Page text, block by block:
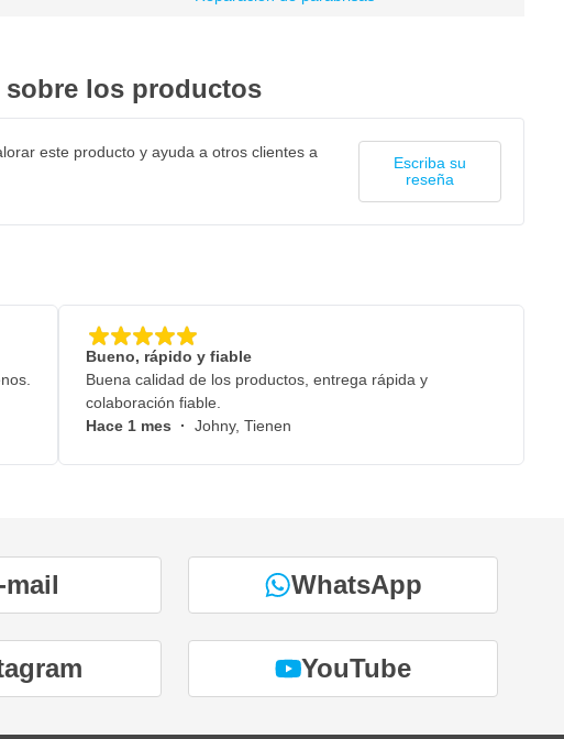
sobre los productos
este producto y ayuda a otros clientes a
Escriba su
reseña
Bueno, rápido y fiable
Buena calidad de los productos, entrega rápida y
colaboración fiable.
Hace 1 mes · Johny, Tienen
mail WhatsApp
YouTube